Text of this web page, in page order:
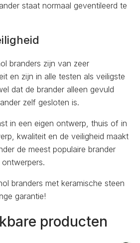
staat normaal geventileerd te
branders zijn van zeer
en zijn in alle testen als veiligste
dat de brander alleen gevuld
zelf gesloten is.
in een eigen ontwerp, thuis of in
kwaliteit en de veiligheid maakt
de meest populaire brander
branders met keramische steen
garantie!
producten